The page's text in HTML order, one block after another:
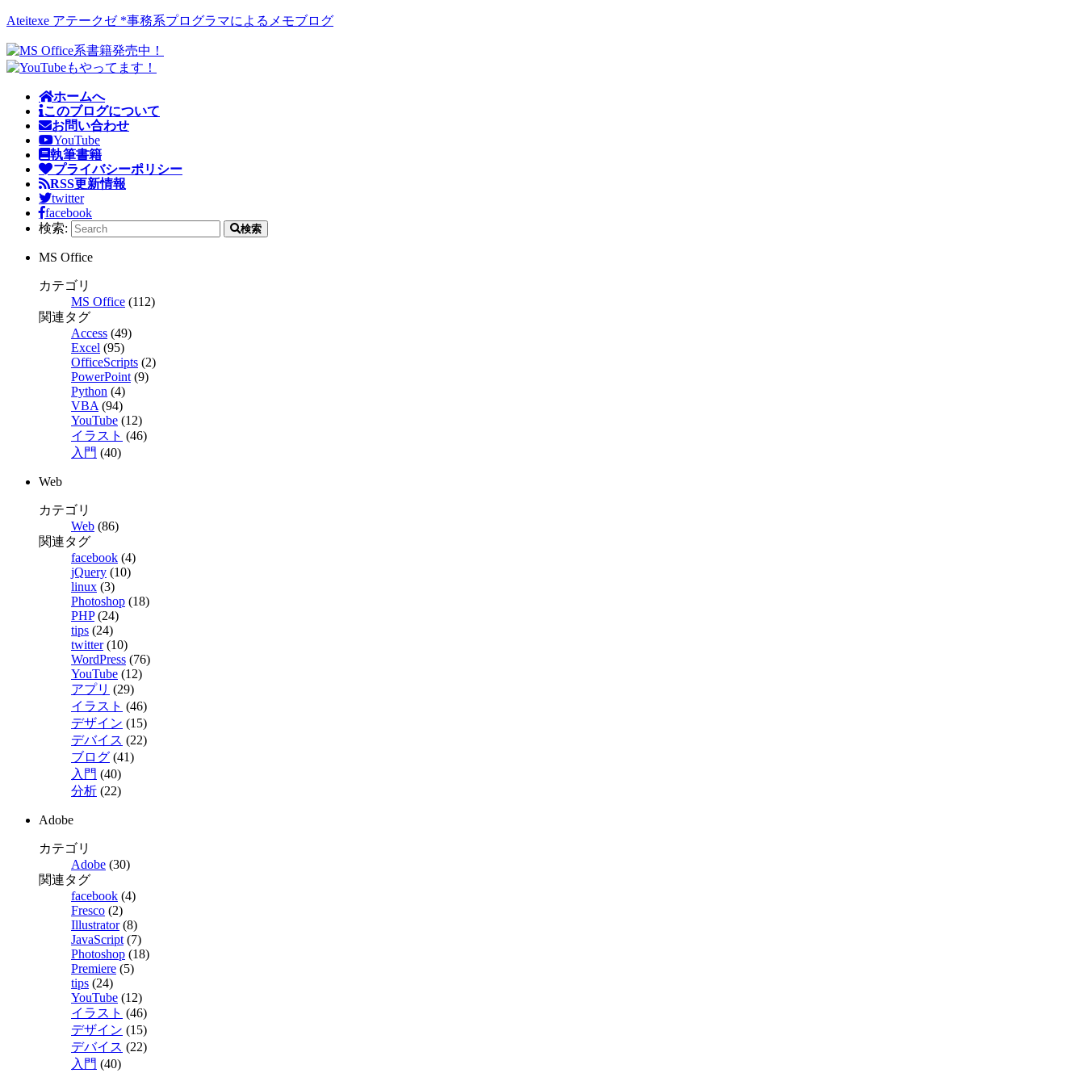
Ateitexe アテークゼ *事務系プログラマによるメモブログ
ホームへ
このブログについて
お問い合わせ
YouTube
執筆書籍
プライバシーポリシー
RSS更新情報
twitter
facebook
検索: 検索
MS Office
カテゴリ
MS Office (112)
関連タグ
Access (49)
Excel (95)
OfficeScripts (2)
PowerPoint (9)
Python (4)
VBA (94)
YouTube (12)
イラスト (46)
入門 (40)
Web
カテゴリ
Web (86)
関連タグ
facebook (4)
jQuery (10)
linux (3)
Photoshop (18)
PHP(24)
tips (24)
twitter(10)
WordPress (76)
YouTube (12)
アプリ (29)
イラスト (46)
デザイン (15)
デバイス (22)
ブログ (41)
入門 (40)
分析 (22)
Adobe
カテゴリ
Adobe (30)
関連タグ
facebook (4)
Fresco (2)
Illustrator(8)
JavaScript (7)
Photoshop (18)
Premiere (5)
tips (24)
YouTube (12)
イラスト (46)
デザイン (15)
デバイス (22)
入門 (40)